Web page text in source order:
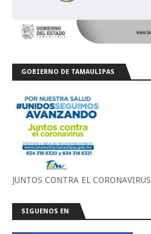
GOBIERNO DE TAMAULIPAS
JUNTOS CONTRA EL CORONAVIRUS
SIGUENOS EN